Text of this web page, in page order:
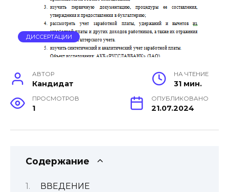
ДИССЕРТАЦИИ
АВТОР
Кандидат
НА ЧТЕНИЕ
31 мин.
ПРОСМОТРОВ
1
ОПУБЛИКОВАНО
21.07.2024
Содержание
ВВЕДЕНИЕ